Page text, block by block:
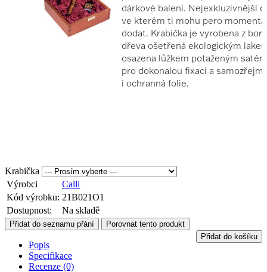
Krabička
Výrobci
Calli
Kód výrobku: 21B021O1
Dostupnost:
Na skladě
Přidat do seznamu přání
Porovnat tento produkt
Přidat do košíku
Popis
Specifikace
Recenze (0)